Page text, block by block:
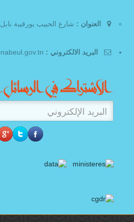
العنوان : شارع الحبيب بورقيبة نابل 8000
البريد الالكتروني :